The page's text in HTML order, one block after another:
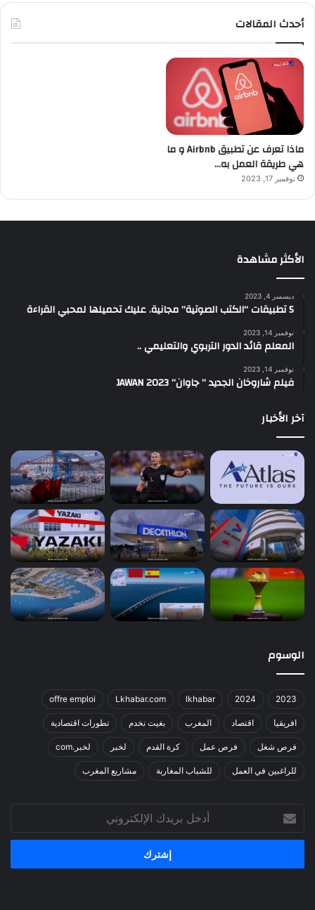
أحدث المقالات
ماذا تعرف عن تطبيق Airbnb و ما
هي طريقة العمل به…
نوفمبر 17, 2023
الأكثر مشاهدة
ديسمبر 4, 2023
5 تطبيقات “الكتب الصوتية” مجانية. عليك تحميلها لمحبي القراءة
نوفمبر 14, 2023
المعلم قائد الدور التربوي والتعليمي ..
نوفمبر 14, 2023
فيلم شاروخان الجديد ” جاوان” JAWAN 2023
آخر الأخبار
الوسوم
2023
2024
lkhabar
Lkhabar.com
offre emploi
افريقيا اقتصاد المغرب بغيت نخدم تطورات اقتصادية
فرص شغل فرص عمل كرة القدم لخبر لخبر.com
للراغبين في العمل للشباب المغاربة مشاريع المغرب
بريدك
الإلكتروني